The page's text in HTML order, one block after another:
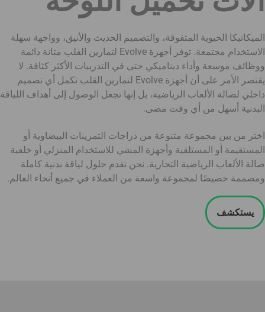
الميكانيكا الحيوية المتفوقة، والتصميم الحديث والأنيق، وواجهة سهلة
الاستخدام مجتمعة. توفر أجهزة Evolve لتمارين القلب متانة دائمة
ووظائف موسعة وأداء ديناميكي حتى في التدريبات الأكثر كثافة. لا
يقتصر الأمر على أن أجهزة Evolve لتمارين القلب تكمل أي تصميم
داخلي لصالة الألعاب الرياضية، بل إنها تجعل الوصول إلى أهداف اللياقة
البدنية أسهل من أي وقت مضى.
اختر من بين مجموعة متنوعة من دراجات التمرينات البيضاوية أو
المستقيمة أو المستلقية وأجهزة المشي للاستخدام المنزلي أو خلفية
صالة الألعاب الرياضية التجارية. نحن نقدم حلول لياقة بدنية كاملة
ومصممة خصيصًا لمجموعة واسعة من العملاء في جميع أنحاء العالم.
يستكشف